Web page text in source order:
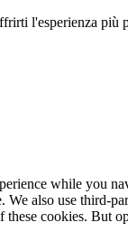
l'esperienza più
while you
also use third-
cookies. But